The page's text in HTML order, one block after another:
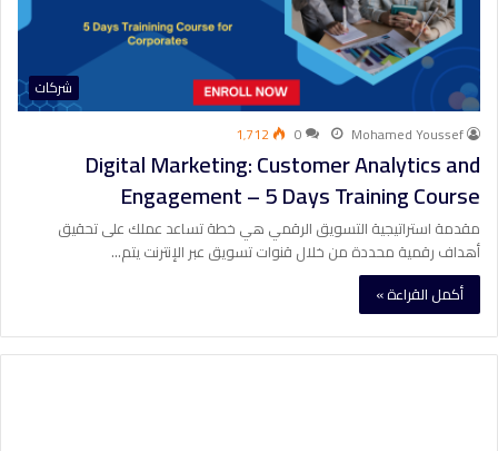
شركات
Mohamed Youssef
0 1٬712
Digital Marketing: Customer Analytics and
Engagement – 5 Days Training Course
مقدمة استراتيجية التسويق الرقمي هي خطة تساعد عملك على تحقيق
أهداف رقمية محددة من خلال قنوات تسويق عبر الإنترنت يتم…
أكمل القراءة »